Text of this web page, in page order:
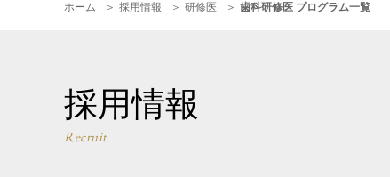
ホーム 採用情報 研修医 歯科研修医 プログラム一覧
採用情報
Recruit